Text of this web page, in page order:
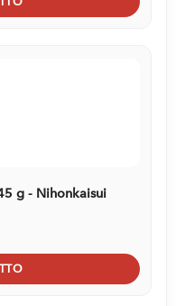
g - Nihonkaisui